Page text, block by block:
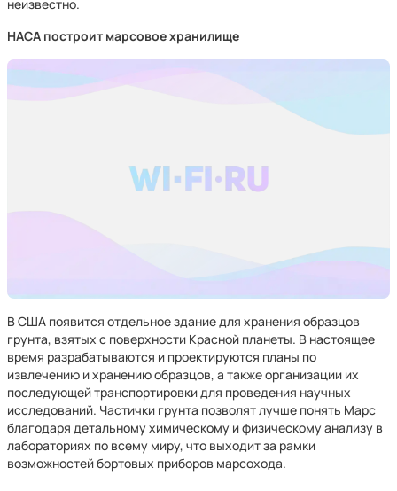
неизвестно.
НАСА построит марсовое хранилище
В США появится отдельное здание для хранения образцов
грунта, взятых с поверхности Красной планеты. В настоящее
время разрабатываются и проектируются планы по
извлечению и хранению образцов, а также организации их
последующей транспортировки для проведения научных
исследований. Частички грунта позволят лучше понять Марс
благодаря детальному химическому и физическому анализу в
лабораториях по всему миру, что выходит за рамки
возможностей бортовых приборов марсохода.